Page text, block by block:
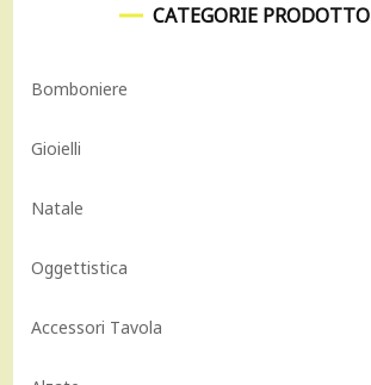
CATEGORIE PRODOTTO
Bomboniere
Gioielli
Natale
Oggettistica
Accessori Tavola